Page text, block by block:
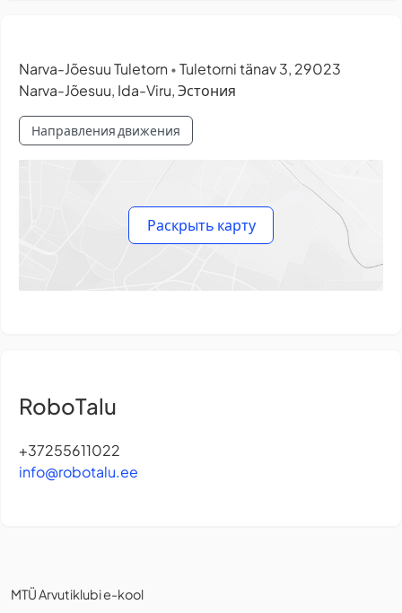
Narva-Jõesuu Tuletorn • Tuletorni tänav 3, 29023
Narva-Jõesuu, Ida-Viru, Эстония
Направления движения
Раскрыть карту
RoboTalu
+37255611022
info@robotalu.ee
MTÜ Arvutiklubi e-kool